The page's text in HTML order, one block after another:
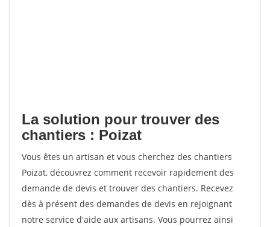
La solution pour trouver des
chantiers : Poizat
Vous êtes un artisan et vous cherchez des chantiers
Poizat, découvrez comment recevoir rapidement des
demande de devis et trouver des chantiers. Recevez
dès à présent des demandes de devis en rejoignant
notre service d'aide aux artisans. Vous pourrez ainsi